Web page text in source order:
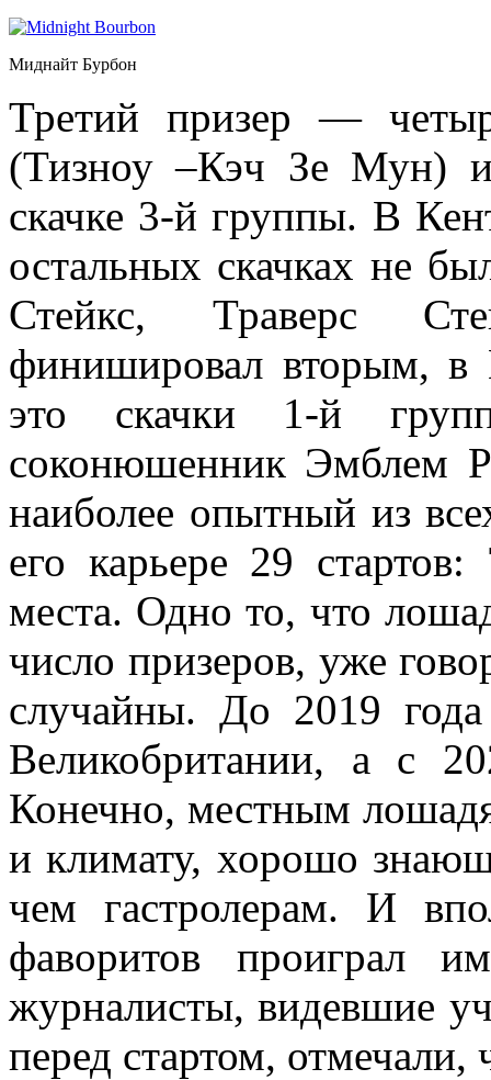
Миднайт Бурбон
Третий призер —
(Тизноу –Кэч Зе Мун)
скачке 3-й группы. В
остальных скачках не
Стейкс, Траверс
финишировал вторым, в
это скачки 1-й
соконюшенник Эмблем
наиболее опытный из
его карьере 29
места. Одно то, что
число призеров, уже
случайны. До 2019
Великобритании, а с
Конечно, местным
и климату, хорошо
чем гастролерам. И
фаворитов проиграл
журналисты, видевшие
перед стартом,